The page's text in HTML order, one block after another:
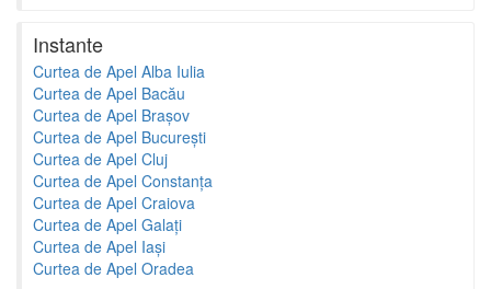
Instante
Curtea de Apel Alba Iulia
Curtea de Apel Bacău
Curtea de Apel Brașov
Curtea de Apel București
Curtea de Apel Cluj
Curtea de Apel Constanța
Curtea de Apel Craiova
Curtea de Apel Galați
Curtea de Apel Iași
Curtea de Apel Oradea